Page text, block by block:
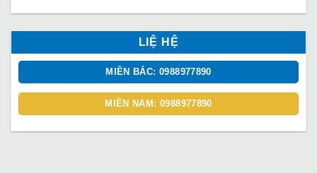
LIỆ HỆ
MIỀN BẮC: 0988977890
MIỀN NAM: 0988977890